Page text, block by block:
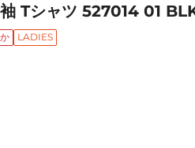
Tシャツ 527014 01
LADIES